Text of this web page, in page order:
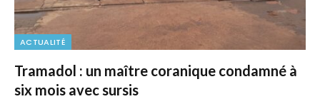
ACTUALITÉ
Tramadol : un maître coranique condamné à
six mois avec sursis